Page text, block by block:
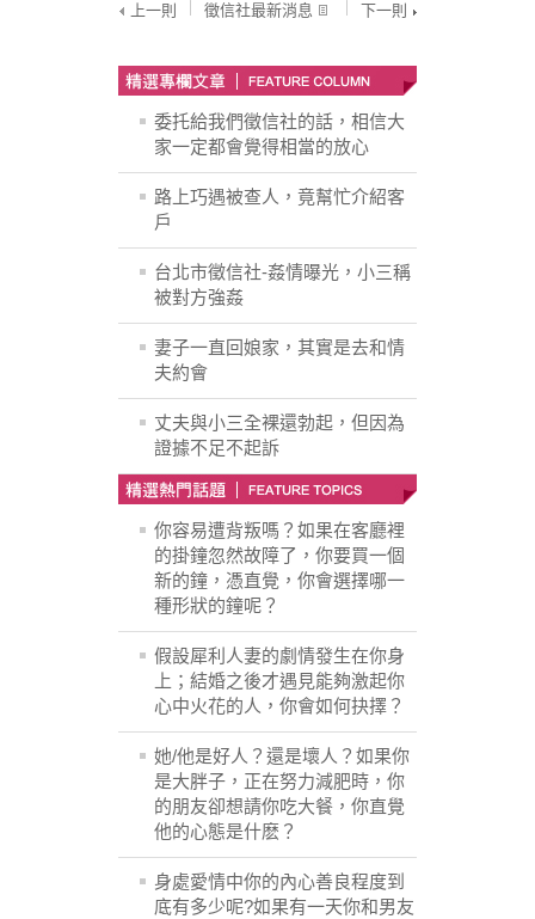
上一則 徵信社最新消息 下一則
委托給我們徵信社的話，相信大
家一定都會覺得相當的放心
路上巧遇被查人，竟幫忙介紹客
戶
台北市徵信社-姦情曝光，小三稱
被對方強姦
妻子一直回娘家，其實是去和情
夫約會
丈夫與小三全裸還勃起，但因為
證據不足不起訴
你容易遭背叛嗎？如果在客廳裡
的掛鐘忽然故障了，你要買一個
新的鐘，憑直覺，你會選擇哪一
種形狀的鐘呢？
假設犀利人妻的劇情發生在你身
上；結婚之後才遇見能夠激起你
心中火花的人，你會如何抉擇？
她/他是好人？還是壞人？如果你
是大胖子，正在努力減肥時，你
的朋友卻想請你吃大餐，你直覺
他的心態是什麽？
身處愛情中你的內心善良程度到
底有多少呢?如果有一天你和男友